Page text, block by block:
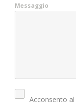
Messaggio
Acconsento al